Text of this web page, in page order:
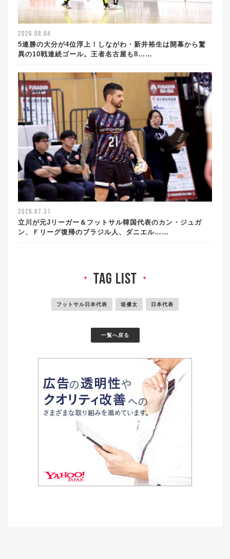
2026.08.04
5連勝の大分が4位浮上！しながわ・新井裕生は開幕から驚
異の10戦連続ゴール。王者名古屋も8……
2026.07.31
立川が元Jリーガー＆フットサル韓国代表のカン・ジュガ
ン、Ｆリーグ復帰のブラジル人、ダニエル……
▼ tag list ▼
フットサル日本代表 堤優太 日本代表
一覧へ戻る